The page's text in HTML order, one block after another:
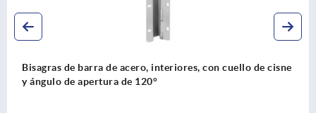
cuello de cisne
Bisagras de barra de acero
doble articulación